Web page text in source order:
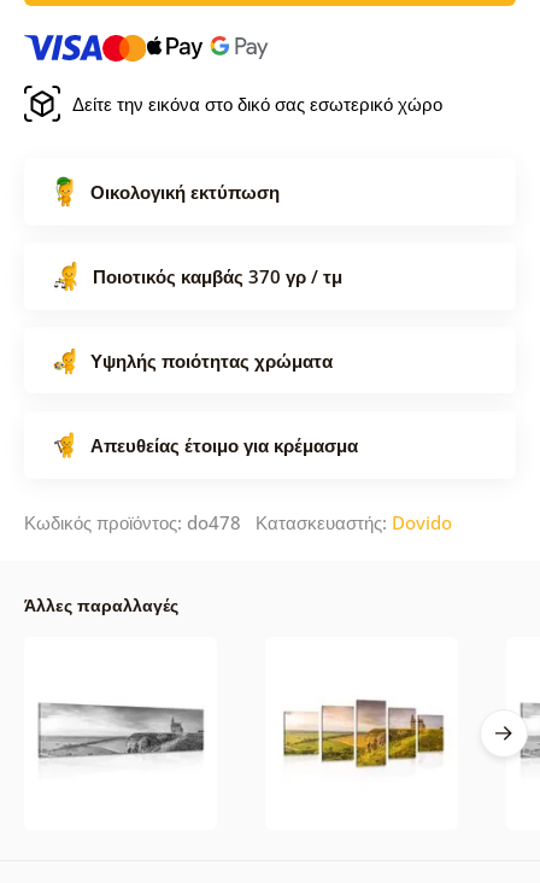
Δείτε την εικόνα στο δικό σας εσωτερικό χώρο
Οικολογική εκτύπωση
Ποιοτικός καμβάς 370 γρ / τμ
Υψηλής ποιότητας χρώματα
Απευθείας έτοιμο για κρέμασμα
Κωδικός προϊόντος: do478 Κατασκευαστής: Dovido
Άλλες παραλλαγές